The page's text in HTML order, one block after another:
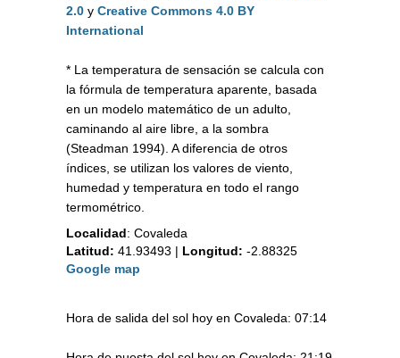
2.0 y Creative Commons 4.0 BY
International
* La temperatura de sensación se calcula con
la fórmula de temperatura aparente, basada
en un modelo matemático de un adulto,
caminando al aire libre, a la sombra
(Steadman 1994). A diferencia de otros
índices, se utilizan los valores de viento,
humedad y temperatura en todo el rango
termométrico.
Localidad: Covaleda
Latitud: 41.93493 | Longitud: -2.88325
Google map
Hora de salida del sol hoy en Covaleda: 07:14